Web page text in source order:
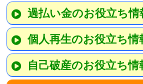
過払い金のお役立ち情
個人再生のお役立ち情
自己破産のお役立ち情